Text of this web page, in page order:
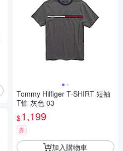
Tommy Hilfiger T-SHIRT 短袖
T恤 灰色 03
$1,199
券
加入購物車